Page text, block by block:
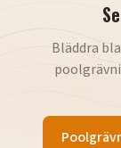
Bläddra